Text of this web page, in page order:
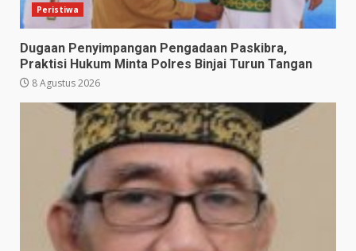
Peristiwa
Dugaan Penyimpangan Pengadaan Paskibra,
Praktisi Hukum Minta Polres Binjai Turun Tangan
8 Agustus 2026